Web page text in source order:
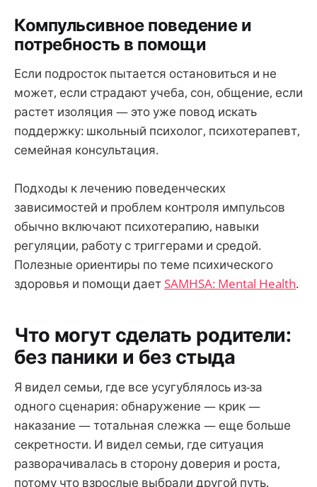
Компульсивное поведение и
потребность в помощи
Если подросток пытается остановиться и не
может, если страдают учеба, сон, общение, если
растет изоляция — это уже повод искать
поддержку: школьный психолог, психотерапевт,
семейная консультация.
Подходы к лечению поведенческих
зависимостей и проблем контроля импульсов
обычно включают психотерапию, навыки
регуляции, работу с триггерами и средой.
Полезные ориентиры по теме психического
здоровья и помощи дает SAMHSA: Mental Health.
Что могут сделать родители:
без паники и без стыда
Я видел семьи, где все усугублялось из-за
одного сценария: обнаружение — крик —
наказание — тотальная слежка — еще больше
секретности. И видел семьи, где ситуация
разворачивалась в сторону доверия и роста,
потому что взрослые выбрали другой путь.